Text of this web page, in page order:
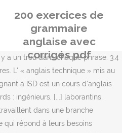
200 exercices de
grammaire
anglaise avec
corrigés pdf
a un trou dans chaque phrase. 3.4
L' « anglais technique » mis au
à ISD est un cours d'anglais
: ingénieurs, [...] laborantins,
dans une branche
qui répond à leurs besoins